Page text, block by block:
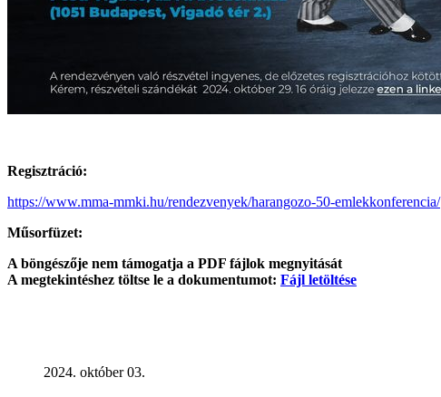
Regisztráció:
https://www.mma-mmki.hu/rendezvenyek/harangozo-50-emlekkonferencia/
Műsorfüzet:
A böngészője nem támogatja a PDF fájlok megnyitását
A megtekintéshez töltse le a dokumentumot: Fájl letöltése
2024. október 03.